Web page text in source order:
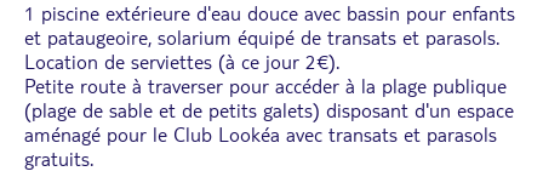
1 piscine extérieure d'eau douce avec bassin pour enfants
et pataugeoire, solarium équipé de transats et parasols.
Location de serviettes (à ce jour 2€).
Petite route à traverser pour accéder à la plage publique
(plage de sable et de petits galets) disposant d'un espace
aménagé pour le Club Lookéa avec transats et parasols
gratuits.